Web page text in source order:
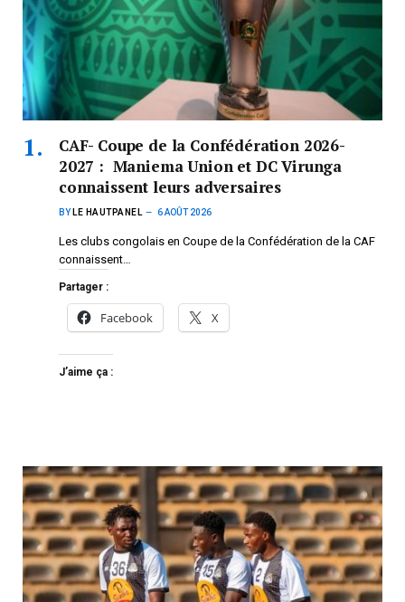
CAF- Coupe de la Confédération 2026-
2027 : Maniema Union et DC Virunga
connaissent leurs adversaires
BY LE HAUTPANEL 6 AOÛT 2026
Les clubs congolais en Coupe de la Confédération de la CAF
connaissent…
Partager :
Facebook X
J’aime ça :